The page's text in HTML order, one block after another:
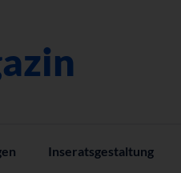
Inseratsgestaltung